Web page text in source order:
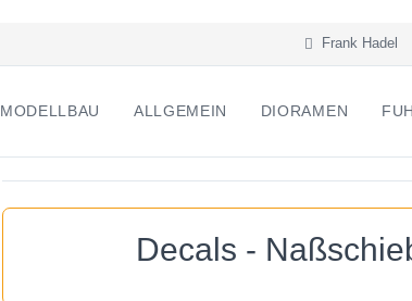
Frank Hadel
MODELLBAU ALLGEMEIN DIORAMEN
Decals -